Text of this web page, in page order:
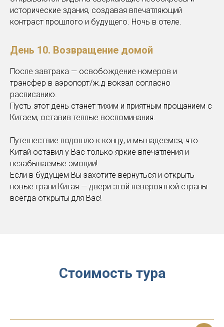
исторические здания, создавая впечатляющий
контраст прошлого и будущего. Ночь в отеле.
День 10. Возвращение домой
После завтрака — освобождение номеров и
трансфер в аэропорт/ж.д вокзал согласно
расписанию.
Пусть этот день станет тихим и приятным прощанием с
Китаем, оставив теплые воспоминания.
Путешествие подошло к концу, и мы надеемся, что
Китай оставил у Вас только яркие впечатления и
незабываемые эмоции!
Если в будущем Вы захотите вернуться и открыть
новые грани Китая — двери этой невероятной страны
всегда открыты для Вас!
Стоимость тура